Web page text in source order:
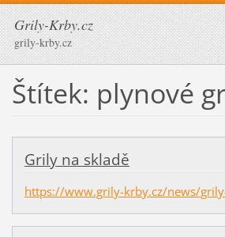
Grily-Krby.cz
grily-krby.cz
Štítek: plynové
Grily na skladě
https://www.grily-krby.cz/news/